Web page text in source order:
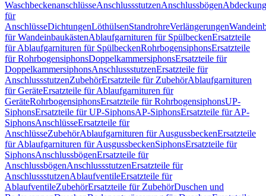
WaschbeckenanschlüsseAnschlussstutzenAnschlussbögen
für
AnschlüsseDichtungenLöthülsenStandrohreVerlängerungen
für WandeinbaukästenAblaufgarnituren für SpülbeckenErsatzteile
für Ablaufgarnituren für SpülbeckenRohrbogensiphonsErsatzteile
für RohrbogensiphonsDoppelkammersiphonsErsatzteile für
DoppelkammersiphonsAnschlussstutzenErsatzteile für
AnschlussstutzenZubehörErsatzteile für ZubehörAblaufgarnituren
für GeräteErsatzteile für Ablaufgarnituren für
GeräteRohrbogensiphonsErsatzteile für RohrbogensiphonsUP-
SiphonsErsatzteile für UP-SiphonsAP-SiphonsErsatzteile für AP-
SiphonsAnschlüsseErsatzteile für
AnschlüsseZubehörAblaufgarnituren für AusgussbeckenErsatzteile
für Ablaufgarnituren für AusgussbeckenSiphonsErsatzteile für
SiphonsAnschlussbögenErsatzteile für
AnschlussbögenAnschlussstutzenErsatzteile für
AnschlussstutzenAblaufventileErsatzteile für
AblaufventileZubehörErsatzteile für ZubehörDuschen und